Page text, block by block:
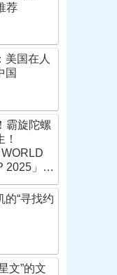
荐
美国在人
国
霸旋陀螺
2025」战
的“寻找约
文”的文